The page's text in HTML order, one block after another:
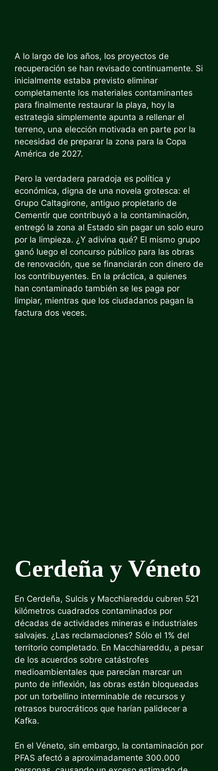
A lo largo de los años, los proyectos de
recuperación se han revisado continuamente. Si
inicialmente estaba previsto eliminar
completamente los materiales contaminantes
para finalmente restaurar la playa, hoy la
estrategia simplemente apunta a rellenar el
terreno, una elección motivada en parte por la
necesidad de preparar la zona para la Copa
América de 2027.
Pero la verdadera paradoja es política y
económica, digna de una novela grotesca: el
Grupo Caltagirone, antiguo propietario de
Cementir que contribuyó a la contaminación,
entregó la zona al Estado sin pagar un solo euro
por la limpieza. ¿Y adivina qué? El mismo grupo
ganó luego el concurso público para las obras
de renovación, que se financiarán con dinero de
los contribuyentes. En la práctica, a quienes
han contaminado también se les paga por
limpiar, mientras que los ciudadanos pagan la
factura dos veces.
Cerdeña y Véneto
En Cerdeña, Sulcis y Macchiareddu cubren 521
kilómetros cuadrados contaminados por
décadas de actividades mineras e industriales
salvajes. ¿Las reclamaciones? Sólo el 1% del
territorio completado. En Macchiareddu, a pesar
de los acuerdos sobre catástrofes
medioambientales que parecían marcar un
punto de inflexión, las obras están bloqueadas
por un torbellino interminable de recursos y
retrasos burocráticos que harían palidecer a
Kafka.
En el Véneto, sin embargo, la contaminación por
PFAS afectó a aproximadamente 300.000